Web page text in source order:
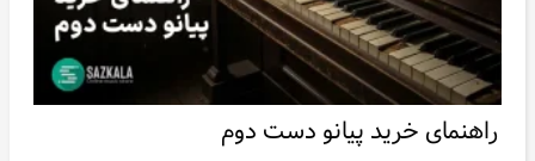
اخبار
راهنمای خرید پیانو دست دوم